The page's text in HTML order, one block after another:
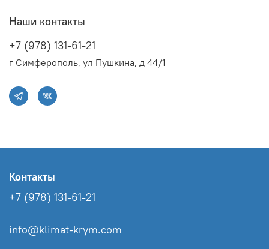
Наши контакты
+7 (978) 131-61-21
г Симферополь, ул Пушкина, д 44/1
Контакты
+7 (978) 131-61-21
info@klimat-krym.com